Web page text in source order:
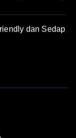
dan Sedap